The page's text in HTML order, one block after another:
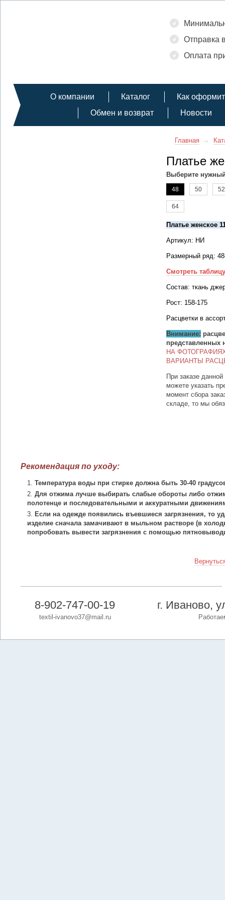
Отправка
Оплата
О компании Каталог
Как
Обмен и возврат
Новости
Главная
Платье
Выберите
48 50 52
64
Платье женское
Артикул: НИ
Размерный ряд:
Смотреть
Состав: ткань
Рост: 158-175
Расцветки в
Внимание:
представленных
НА
ВАРИАНТЫ
При заказе
можете указать
момент сбора
складе, то мы
Рекомендация по уходу:
Температура воды при стирке должна быть 30-40
Для отжима лучше выбирать слабые обороты либо
полотенце и последовательными и аккуратными
Если на одежде появились въевшиеся загрязнения, то
изделие сначала замачивают в мыльном растворе (в
попробовать вывести загрязнения с помощью
8-902-747-00-19
textil-ivanovo37@mail.ru
г. Иваново,